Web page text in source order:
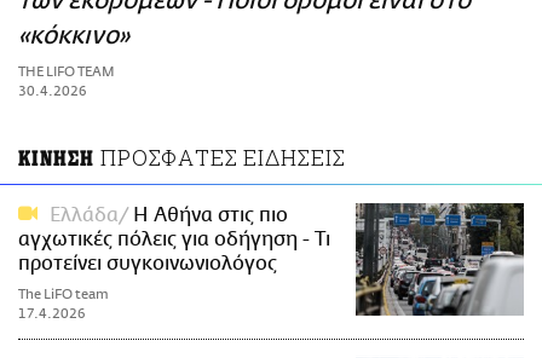
ΑΜΠΑ
PRINT
«κόκκινο»
THE LIFO TEAM
30.4.2026
ΚΙΝΗΣΗ ΠΡΟΣΦΑΤΕΣ ΕΙΔΗΣΕΙΣ
Ελλάδα
Η Αθήνα στις πιο
αγχωτικές πόλεις για οδήγηση - Τι
προτείνει συγκοινωνιολόγος
The LiFO team
17.4.2026